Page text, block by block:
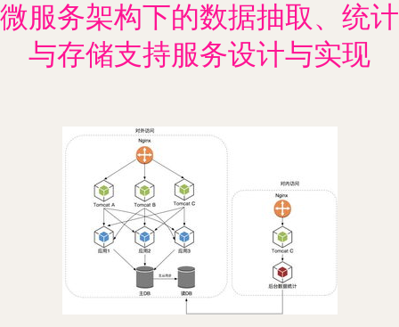
微服务架构下的数据抽取、统计
与存储支持服务设计与实现